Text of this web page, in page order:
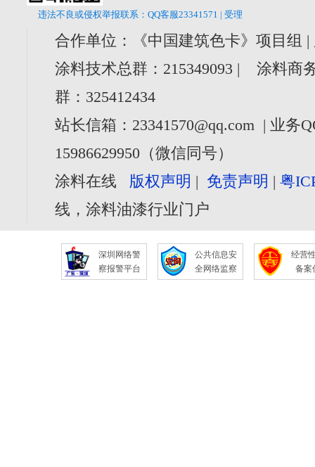
违法不良或侵权举报联系：QQ客服23341571 | 受理
合作单位：《中国建筑色卡》项目组
涂料技术总群：215349093 | 涂料商
群：325412434
站长信箱：23341570@qq.com | 业务
15986629950（微信同号）
涂料在线 版权声明 | 免责声明 |粤
线，涂料油漆行业门户
深圳网络警
察报警平台
公共信息安
全网络监察
经营
备案